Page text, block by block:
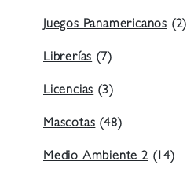
Juegos Panamericanos (2)
Librerías(7)
Licencias(3)
Mascotas(48)
Medio Ambiente 2(14)